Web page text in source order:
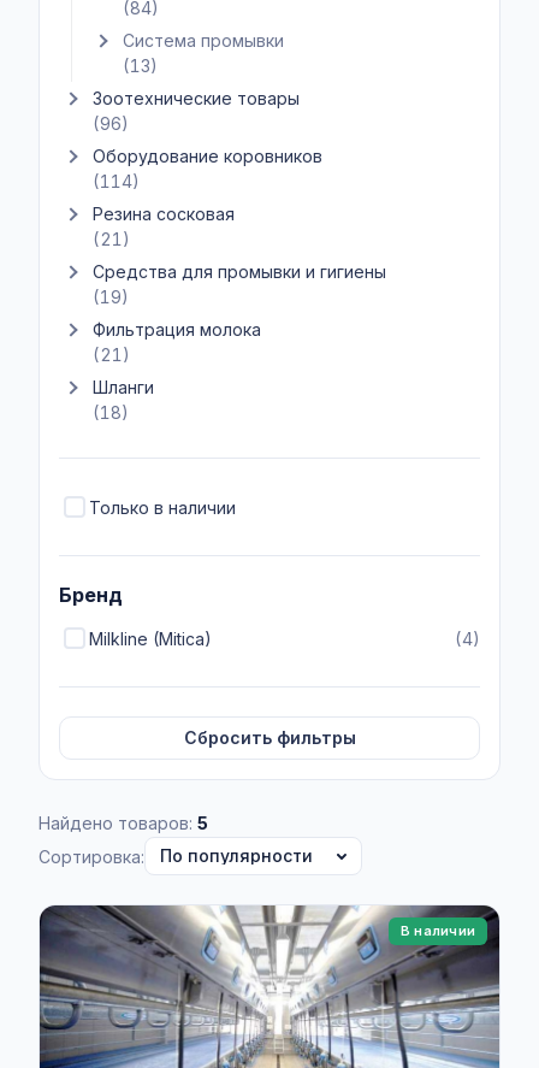
(84)
Показать подкатегории Система промывки
Система промывки
(13)
Показать подкатегории Зоотехнические товары
Зоотехнические товары
(96)
Показать подкатегории Оборудование коровников
Оборудование коровников
(114)
Показать подкатегории Резина сосковая
Резина сосковая
(21)
Показать подкатегории Средства для промывки и гигиены
Средства для промывки и гигиены
(19)
Показать подкатегории Фильтрация молока
Фильтрация молока
(21)
Показать подкатегории Шланги
Шланги
(18)
Только в наличии
Бренд
Milkline (Mitica) (4)
Сбросить фильтры
Найдено товаров: 5
Сортировка:
В наличии